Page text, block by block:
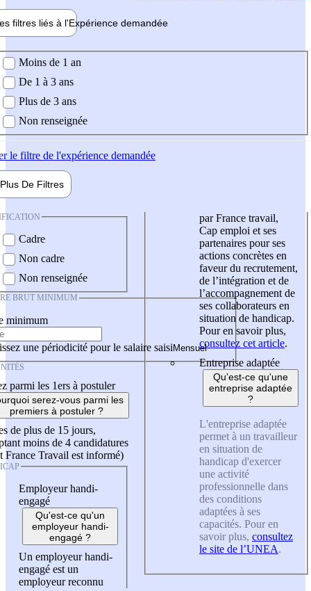
filtres liés à l'Expérience demandée
demandée
Moins de 1 an
De 1 à 3 ans
Plus de 3 ans
Non renseignée
le filtre de l'expérience demandée
Plus De Filtres
Cadre
Non cadre
Non renseignée
BRUT MINIMUM
minimum
une périodicité pour le salaire saisi
parmi les 1ers à postuler
serez-vous parmi les
premiers à postuler ?
de plus de 15 jours,
moins de 4 candidatures
France Travail est informé)
Employeur handi-
engagé
Qu'est-ce qu'un
employeur handi-
engagé ?
Un employeur handi-
engagé est un
employeur reconnu
par France travail,
Cap emploi et ses
partenaires pour ses
actions concrètes en
faveur du recrutement,
de l’intégration et de
l’accompagnement de
ses collaborateurs en
situation de handicap.
Pour en savoir plus,
consultez cet article.
Entreprise adaptée
Qu'est-ce qu'une
entreprise adaptée
?
L'entreprise adaptée
permet à un travailleur
en situation de
handicap d'exercer
une activité
professionnelle dans
des conditions
adaptées à ses
capacités. Pour en
savoir plus, consultez
le site de l’UNEA.